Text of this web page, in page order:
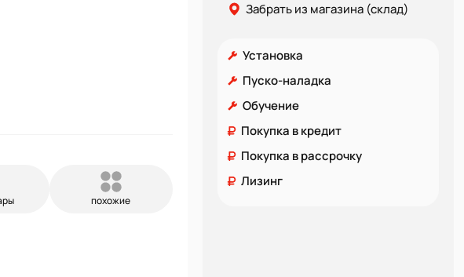
похожие
Забрать из магазина (склад)
Установка
Пуско-наладка
Обучение
Покупка в кредит
Покупка в рассрочку
Лизинг